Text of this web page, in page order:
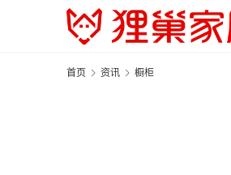
首页 资讯 橱柜